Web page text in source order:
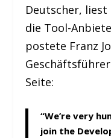
Deutscher, liest
die Tool-
postete Franz
Seite:
“We’re very
join the